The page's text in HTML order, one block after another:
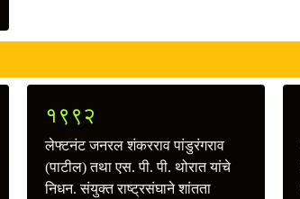
१९९२
लेफ्टनंट जनरल शंकरराव पांडुरंगराव
(पाटील) तथा एस. पी. पी. थोरात यांचे
निधन. संयुक्त राष्ट्रसंघाने शांतता